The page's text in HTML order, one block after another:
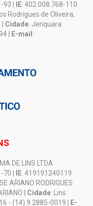
| IE: 402.008.768-110
Rodrigues de Oliveira,
Cidade: Jeriquara
| E-mail :
DE LINS LTDA
| IE: 419191240119
ARIANO RODRIGUES
| Cidade: Lins
- (14) 9 2885-0019 | E-